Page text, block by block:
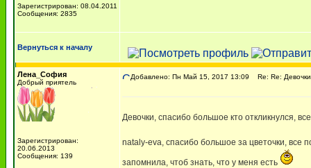
Зарегистрирован: 08.04.2011
Сообщения: 2835
Вернуться к началу
Лена_София
Добрый приятель
Зарегистрирован:
20.06.2013
Сообщения: 139
Добавлено: Пн Май 15, 2017 13:09 Re: Re:
Девочки, спасибо большое кто откликнулся,
nataly-eva, спасибо большое за цветочки, все
запомнила, чтоб знать, что у меня есть